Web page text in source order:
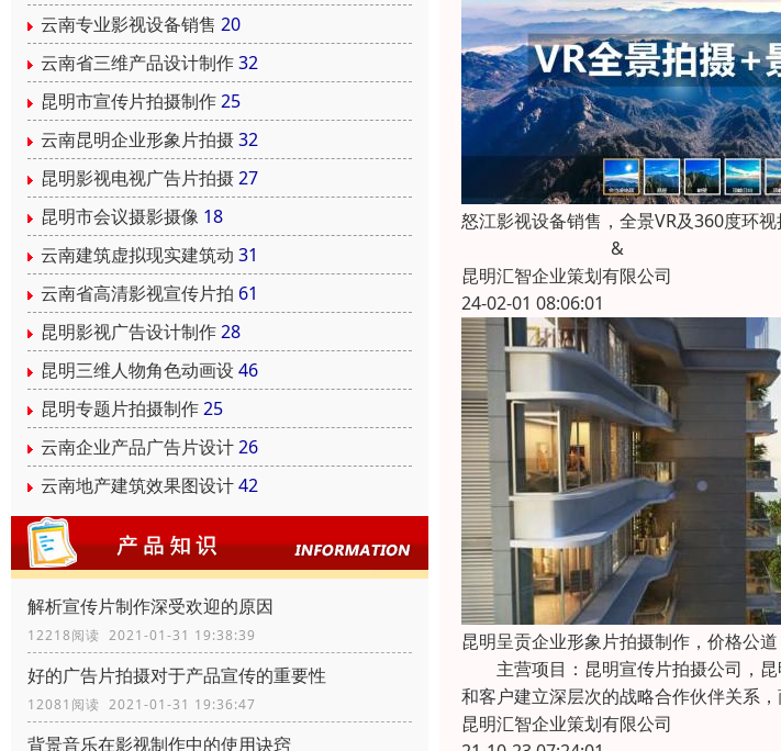
云南专业影视设备销售 20
云南省三维产品设计制作32
昆明市宣传片拍摄制作25
云南昆明企业形象片拍摄32
昆明影视电视广告片拍摄27
昆明市会议摄影摄像 18
云南建筑虚拟现实建筑动 31
云南省高清影视宣传片拍 61
昆明影视广告设计制作28
昆明三维人物角色动画设 46
昆明专题片拍摄制作25
云南企业产品广告片设计26
云南地产建筑效果图设计42
解析宣传片制作深受欢迎的原因
12218阅读 2021-01-31 19:38:39
好的广告片拍摄对于产品宣传的重要性
12081阅读 2021-01-31 19:36:47
背景音乐在影视制作中的使用诀窍
怒江影视设备销售，全景VR及360度环
&
昆明汇智企业策划有限公司
24-02-01 08:06:01
昆明呈贡企业形象片拍摄制作，价格公
主营项目：昆明宣传片拍摄公司，昆
和客户建立深层次的战略合作伙伴关
昆明汇智企业策划有限公司